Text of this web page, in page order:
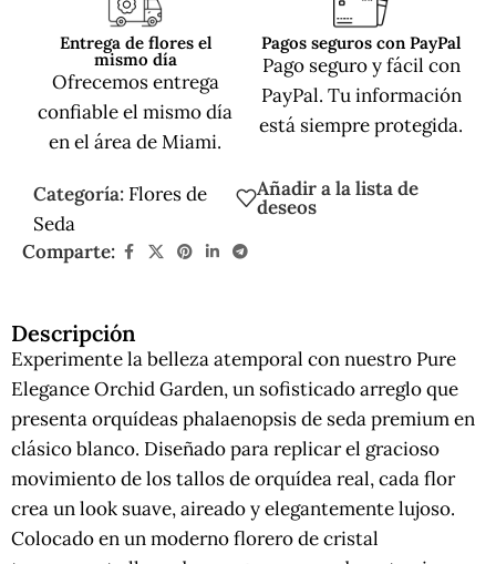
Entrega de flores el
mismo día
Ofrecemos entrega
confiable el mismo día
en el área de Miami.
Pagos seguros con PayPal
Pago seguro y fácil con
PayPal. Tu información
está siempre protegida.
Categoría: Flores de
Seda
Añadir a la lista de
deseos
Comparte:
Descripción
Experimente la belleza atemporal con nuestro Pure
Elegance Orchid Garden, un sofisticado arreglo que
presenta orquídeas phalaenopsis de seda premium en
clásico blanco. Diseñado para replicar el gracioso
movimiento de los tallos de orquídea real, cada flor
crea un look suave, aireado y elegantemente lujoso.
Colocado en un moderno florero de cristal